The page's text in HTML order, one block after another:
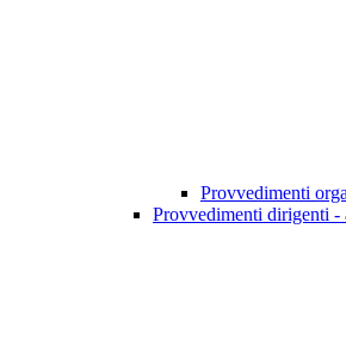
Provvedimenti
Provvedimenti dirigenti -